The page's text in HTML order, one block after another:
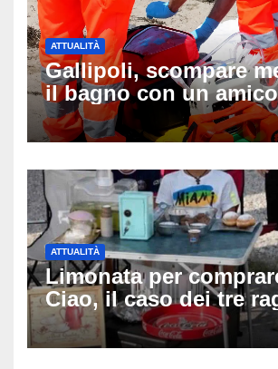
ATTUALITÀ
Gallipoli, scompare
il bagno con un
a 19 anni dopo 45
disperati tentativi di
ATTUALITÀ
Limonata per
Ciao, il caso dei tre
divide l’Italia: Fedriga
in Regione, Vannacci